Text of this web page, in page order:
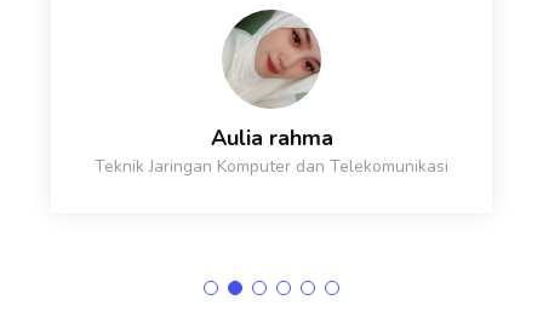
Aulia rahma
Teknik Jaringan Komputer dan Telekomunikasi